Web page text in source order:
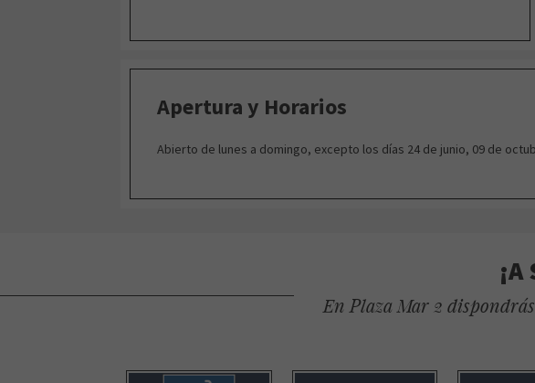
Apertura y Horarios
Abierto de lunes a domingo, excepto los días 24 de junio, 09 de
En Plaza Mar 2